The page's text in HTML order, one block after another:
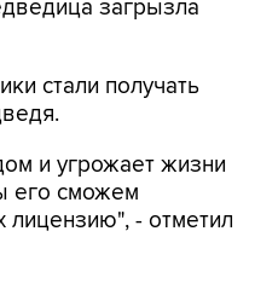
стали получать
и угрожает жизни
лицензию", - отметил
Сочинского